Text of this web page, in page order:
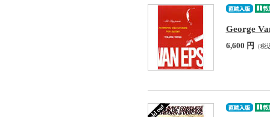
George
6,600 円 （税